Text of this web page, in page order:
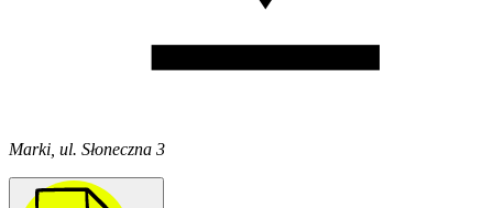
Marki, ul. Słoneczna 3